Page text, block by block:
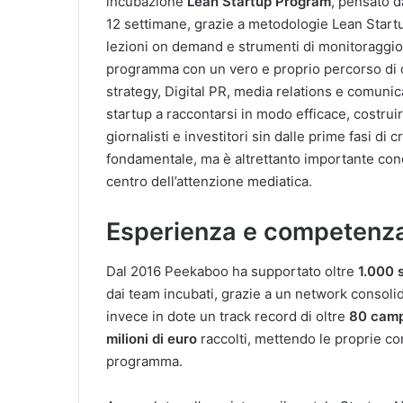
12 settimane, grazie a metodologie Lean
lezioni on demand e strumenti di
programma con un vero e proprio percorso
strategy, Digital PR, media relations e
startup a raccontarsi in modo efficace,
giornalisti e investitori sin dalle prime fasi di
fondamentale, ma è altrettanto importante
centro dell’attenzione mediatica.
Esperienza e
Dal 2016 Peekaboo ha supportato oltre 1.000
dai team incubati, grazie a un network
invece in dote un track record di oltre 80
milioni di euro raccolti, mettendo le proprie
programma.